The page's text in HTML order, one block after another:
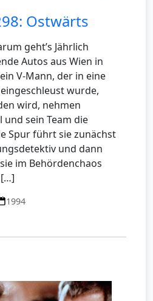
Ostwärts
geht’s Jährlich
Autos aus Wien in
V-Mann, der in eine
wurde,
wird, nehmen
sein Team die
Spur führt sie zunächst
und dann
im Behördenchaos
[…]
1994